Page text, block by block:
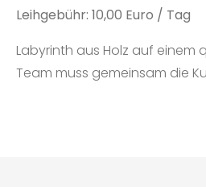
Leihgebühr: 10,00 Euro / Tag
Labyrinth aus Holz auf einem
Team muss gemeinsam die